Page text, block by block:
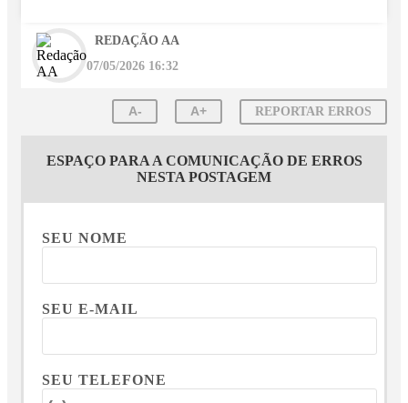
REDAÇÃO AA
07/05/2026 16:32
A- A+ REPORTAR ERROS
ESPAÇO PARA A COMUNICAÇÃO DE ERROS
NESTA POSTAGEM
SEU NOME
SEU E-MAIL
SEU TELEFONE